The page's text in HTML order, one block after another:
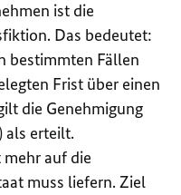
ist die
Das bedeutet:
bestimmten Fällen
Frist über einen
die Genehmigung
als erteilt.
auf die
muss liefern. Ziel